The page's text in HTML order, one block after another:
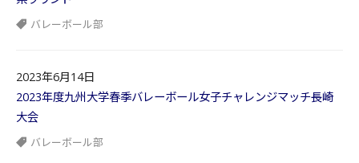
バレーボール部
2023年6月14日
2023年度九州大学春季バレーボール女子チャレンジマッチ長崎
大会
バレーボール部